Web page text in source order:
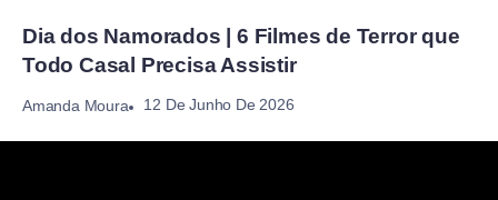
Dia dos Namorados | 6 Filmes de Terror que
Todo Casal Precisa Assistir
Amanda Moura 12 De Junho De 2026